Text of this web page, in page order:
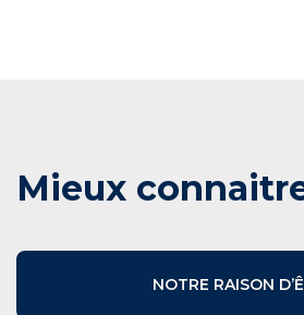
Mieux
NOTRE RAISON